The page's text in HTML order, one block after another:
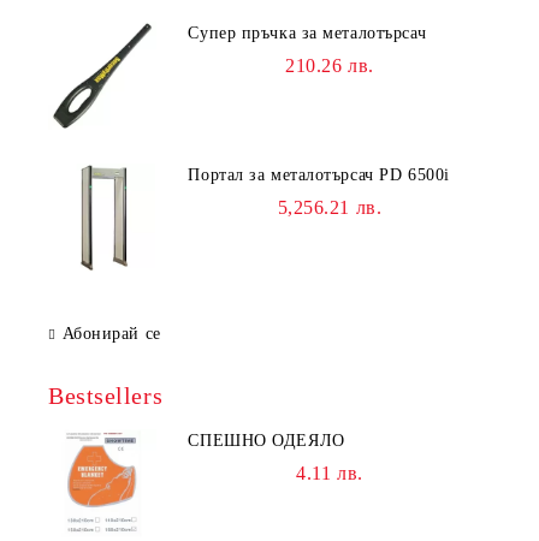
Супер пръчка за металотърсач
210.26 лв.
Портал за металотърсач PD 6500i
5,256.21 лв.
Абонирай се
Bestsellers
СПЕШНО ОДЕЯЛО
4.11 лв.